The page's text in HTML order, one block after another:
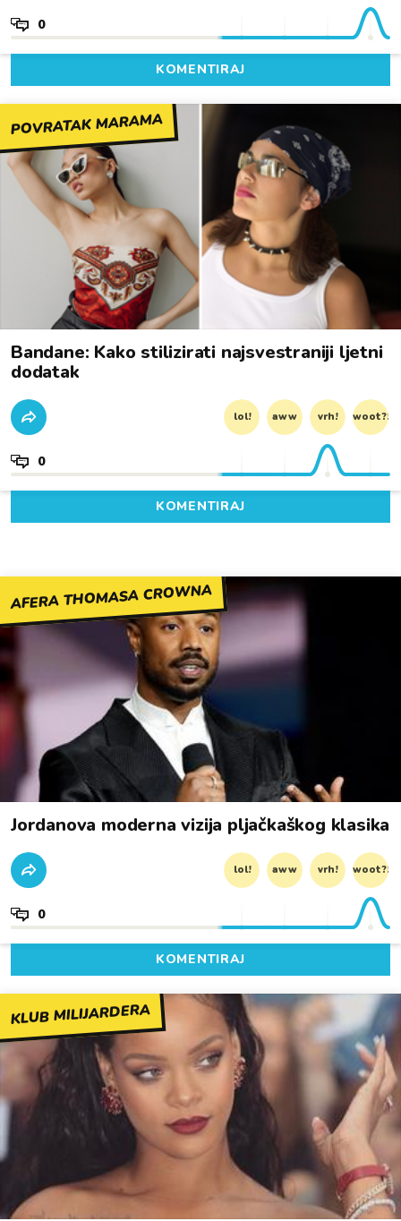
0
KOMENTIRAJ
POVRATAK MARAMA
Bandane: Kako stilizirati najsvestraniji ljetni
dodatak
lol! aww vrh! woot?!
0
KOMENTIRAJ
AFERA THOMASA CROWNA
Jordanova moderna vizija pljačkaškog klasika
lol! aww vrh! woot?!
0
KOMENTIRAJ
KLUB MILIJARDERA